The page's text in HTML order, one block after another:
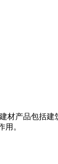
产品包括
。